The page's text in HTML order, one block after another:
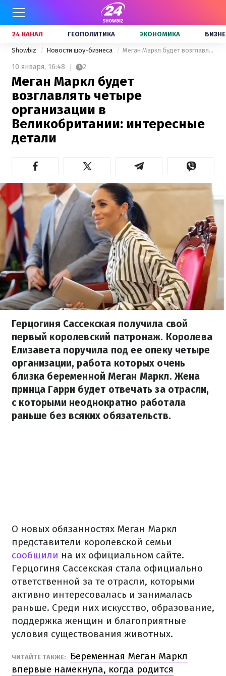
24 КАНАЛ ГЕОПОЛИТИКА ЭКОНОМИКА
Showbiz Новости шоу-бизнеса Меган Маркл будет возглавлять четыре организации в Великобритании: интересные детали
10 января, 16:48 2
Меган Маркл будет
возглавлять четыре
организации в
Великобритании: интересные
детали
Герцогиня Сассекская получила свой
первый королевский патронаж. Королева
Елизавета поручила под ее опеку четыре
организации, работа которых очень
близка беременной Меган Маркл. Жена
принца Гарри будет отвечать за отрасли,
с которыми неоднократно работала
раньше без всяких обязательств.
О новых обязанностях Меган Маркл
представители королевской семьи
сообщили на их официальном сайте.
Герцогиня Сассекская стала официально
ответственной за те отрасли, которыми
активно интересовалась и занималась
раньше. Среди них искусство, образование,
поддержка женщин и благоприятные
условия существования животных.
ЧИТАЙТЕ ТАКЖЕ:
Беременная Меган Маркл
впервые намекнула, когда родится